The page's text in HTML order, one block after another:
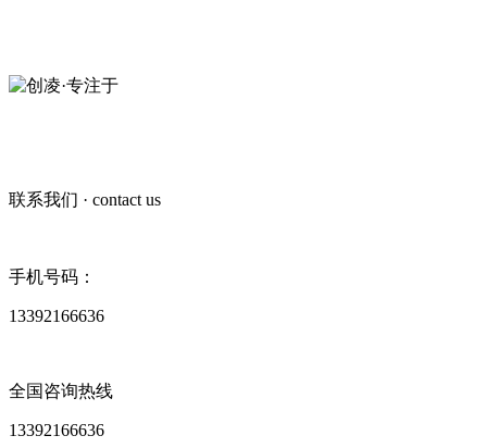
联系我们 · contact us
手机号码：
13392166636
全国咨询热线
13392166636